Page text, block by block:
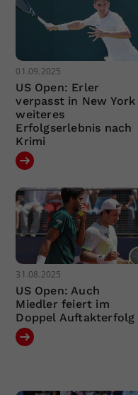
01.09.2025
US Open: Erler
verpasst in New York
weiteres
Erfolgserlebnis nach
Krimi
31.08.2025
US Open: Auch
Miedler feiert im
Doppel Auftakterfolg